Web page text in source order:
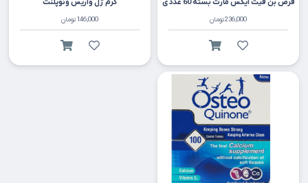
قرص بن فیت ایکس مارت بسته 60 عددی
236,000تومان
کرم ژل واریس ونوپلنت
146,000تومان